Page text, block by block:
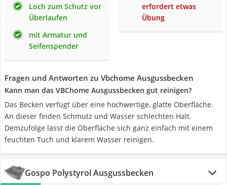
Loch zum Schutz vor
Überlaufen
mit Armatur und
Seifenspender
erfordert etwas
Übung
Fragen und Antworten zu Vbchome Ausgussbecken
Kann man das VBChome Ausgussbecken gut reinigen?
Das Becken verfügt über eine hochwertige, glatte Oberfläche.
An dieser finden Schmutz und Wasser schlechten Halt.
Demzufolge lässt die Oberfläche sich ganz einfach mit einem
feuchten Tuch und klarem Wasser reinigen.
Gospo Polystyrol Ausgussbecken